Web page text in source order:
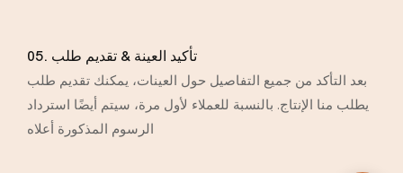
05. تأكيد العينة & تقديم طلب
بعد التأكد من جميع التفاصيل حول العينات، يمكنك تقديم طلب
يطلب منا الإنتاج. بالنسبة للعملاء لأول مرة، سيتم أيضًا استرداد
الرسوم المذكورة أعلاه